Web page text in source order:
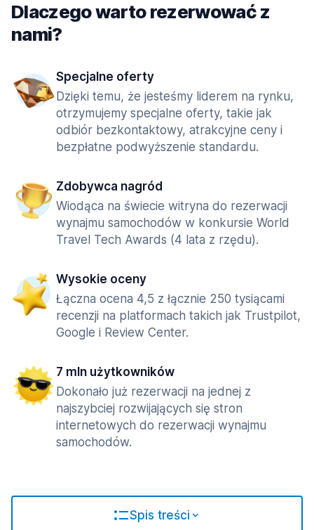
Dlaczego warto rezerwować z
nami?
Specjalne oferty
Dzięki temu, że jesteśmy liderem na rynku,
otrzymujemy specjalne oferty, takie jak
odbiór bezkontaktowy, atrakcyjne ceny i
bezpłatne podwyższenie standardu.
Zdobywca nagród
Wiodąca na świecie witryna do rezerwacji
wynajmu samochodów w konkursie World
Travel Tech Awards (4 lata z rzędu).
Wysokie oceny
Łączna ocena 4,5 z łącznie 250 tysiącami
recenzji na platformach takich jak Trustpilot,
Google i Review Center.
7 mln użytkowników
Dokonało już rezerwacji na jednej z
najszybciej rozwijających się stron
internetowych do rezerwacji wynajmu
samochodów.
Spis treści